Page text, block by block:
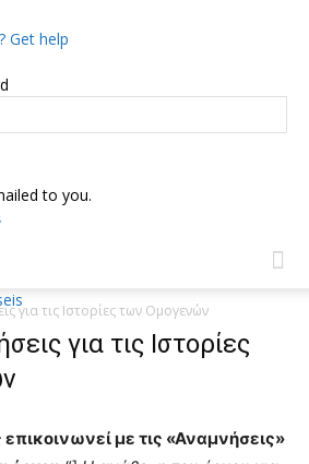
Get help
to you.
για τις Ιστορίες των Ομογενών
για τις Ιστορίες
επικοινωνεί με τις «Αναμνήσεις»